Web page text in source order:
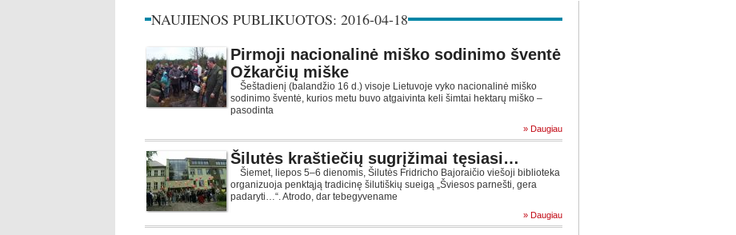
NAUJIENOS PUBLIKUOTOS: 2016-04-18
Pirmoji nacionalinė miško sodinimo šventė
Ožkarčių miške
Šeštadienį (balandžio 16 d.) visoje Lietuvoje vyko nacionalinė miško
sodinimo šventė, kurios metu buvo atgaivinta keli šimtai hektarų miško –
pasodinta
» Daugiau
Šilutės kraštiečių sugrįžimai tęsiasi…
Šiemet, liepos 5–6 dienomis, Šilutės Fridricho Bajoraičio viešoji biblioteka
organizuoja penktąją tradicinę šilutiškių sueigą „Šviesos parnešti, gera
padaryti…“. Atrodo, dar tebegyvename
» Daugiau